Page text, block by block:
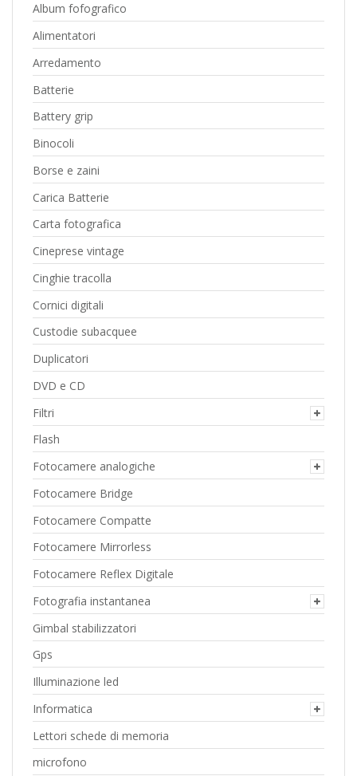
Album fofografico
Alimentatori
Arredamento
Batterie
Battery grip
Binocoli
Borse e zaini
Carica Batterie
Carta fotografica
Cineprese vintage
Cinghie tracolla
Cornici digitali
Custodie subacquee
Duplicatori
DVD e CD
Filtri
Flash
Fotocamere analogiche
Fotocamere Bridge
Fotocamere Compatte
Fotocamere Mirrorless
Fotocamere Reflex Digitale
Fotografia instantanea
Gimbal stabilizzatori
Gps
Illuminazione led
Informatica
Lettori schede di memoria
microfono